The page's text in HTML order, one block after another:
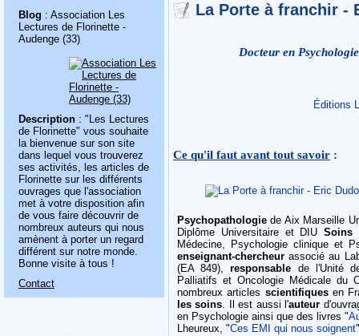
Blog : Association Les
Lectures de Florinette -
Audenge (33)
Description : "Les Lectures
de Florinette" vous souhaite
la bienvenue sur son site
dans lequel vous trouverez
ses activités, les articles de
Florinette sur les différents
ouvrages que l'association
met à votre disposition afin
de vous faire découvrir de
nombreux auteurs qui nous
amènent à porter un regard
différent sur notre monde.
Bonne visite à tous !
Contact
La Porte à franchir -
Docteur en
Éditions
Ce qu'il faut avant tout savoir :
Psychopathologie de Aix Marseille
Diplôme Universitaire et DIUSoins
Médecine, Psychologie clinique et
enseignant-chercheur associé au
(EA 849),responsable de l'Unité
Palliatifs et Oncologie Médicale
nombreux articles scientifiquesen
les soins. Il est aussi l'auteur
en Psychologie ainsi que des livres "
Lheureux, "Ces EMI qui nous soignent